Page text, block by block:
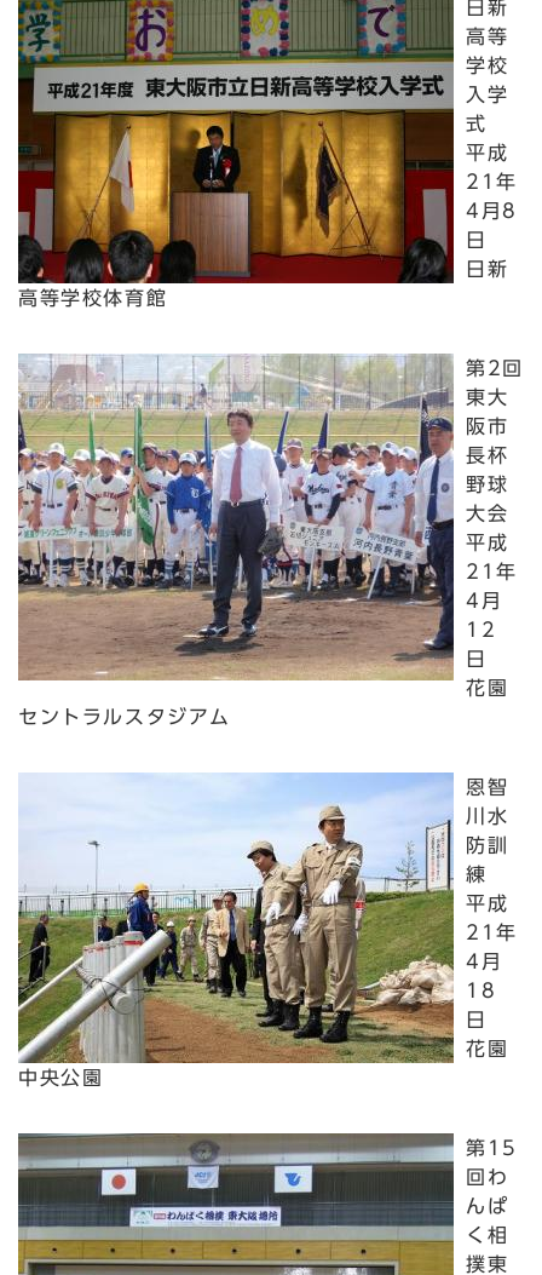
日新
高等
学校
入学
式
平成
21年
4月8
日
日新
高等学校体育館
第2回
東大
阪市
長杯
野球
大会
平成
21年
4月
12
日
花園
セントラルスタジアム
恩智
川水
防訓
練
平成
21年
4月
18
日
花園
中央公園
第15
回わ
んぱ
く相
撲東